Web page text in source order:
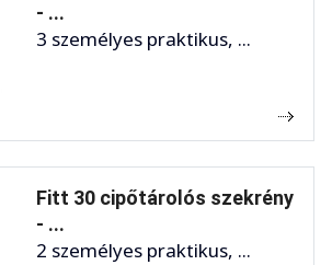
- ...
3 személyes praktikus, ...
Fitt 30 cipőtárolós szekrény
- ...
2 személyes praktikus, ...